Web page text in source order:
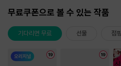
무료쿠폰으로 볼 수 있는 작품
기다리면 무료 선물 점